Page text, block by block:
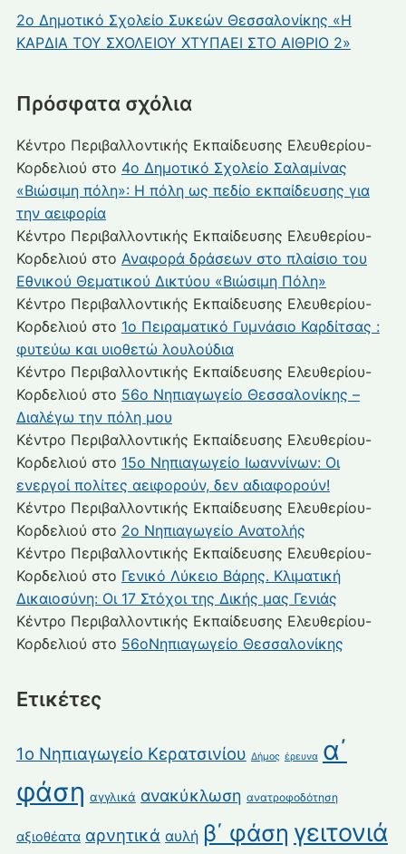
2ο Δημοτικό Σχολείο Συκεών Θεσσαλονίκης «Η
ΚΑΡΔΙΑ ΤΟΥ ΣΧΟΛΕΙΟΥ ΧΤΥΠΑΕΙ ΣΤΟ ΑΙΘΡΙΟ 2»
Πρόσφατα σχόλια
Κέντρο Περιβαλλοντικής Εκπαίδευσης Ελευθερίου-
Κορδελιού στο 4ο Δημοτικό Σχολείο Σαλαμίνας
«Βιώσιμη πόλη»: Η πόλη ως πεδίο εκπαίδευσης για
την αειφορία
Κέντρο Περιβαλλοντικής Εκπαίδευσης Ελευθερίου-
Κορδελιού στο Αναφορά δράσεων στο πλαίσιο του
Εθνικού Θεματικού Δικτύου «Βιώσιμη Πόλη»
Κέντρο Περιβαλλοντικής Εκπαίδευσης Ελευθερίου-
Κορδελιού στο 1ο Πειραματικό Γυμνάσιο Καρδίτσας :
φυτεύω και υιοθετώ λουλούδια
Κέντρο Περιβαλλοντικής Εκπαίδευσης Ελευθερίου-
Κορδελιού στο 56ο Νηπιαγωγείο Θεσσαλονίκης –
Διαλέγω την πόλη μου
Κέντρο Περιβαλλοντικής Εκπαίδευσης Ελευθερίου-
Κορδελιού στο 15ο Νηπιαγωγείο Ιωαννίνων: Οι
ενεργοί πολίτες αειφορούν, δεν αδιαφορούν!
Κέντρο Περιβαλλοντικής Εκπαίδευσης Ελευθερίου-
Κορδελιού στο 2ο Νηπιαγωγείο Ανατολής
Κέντρο Περιβαλλοντικής Εκπαίδευσης Ελευθερίου-
Κορδελιού στο Γενικό Λύκειο Βάρης. Κλιματική
Δικαιοσύνη: Οι 17 Στόχοι της Δικής μας Γενιάς
Κέντρο Περιβαλλοντικής Εκπαίδευσης Ελευθερίου-
Κορδελιού στο 56οΝηπιαγωγείο Θεσσαλονίκης
Ετικέτες
1ο Νηπιαγωγείο Κερατσινίου Δήμος έρευνα α΄
φάση αγγλικά ανακύκλωση ανατροφοδότηση
αξιοθέατα αρνητικά αυλή β΄ φάση γειτονιά